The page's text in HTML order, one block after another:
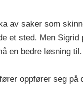
av saker som
et sted. Men
en bedre løsning til.
oppfører seg